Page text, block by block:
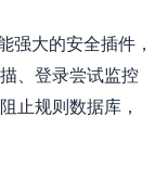
强大的安全插件，
、登录尝试监控
止规则数据库，